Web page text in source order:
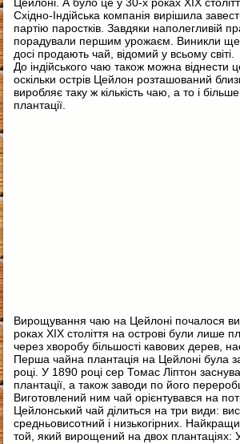
Цейлоні. А було це у 30-х роках ХІХ
Східно-Індійська компанія вирішила
партію паростків. Завдяки наполегливій
порадували першим урожаєм. Виникли ще
досі продають чай, відомий у всьому світі.
До індійського чаю також можна віднести
оскільки острів Цейлон розташований
виробляє таку ж кількість чаю, а то і
плантації.
Вирощування чаю на Цейлоні почалося
роках ХІХ століття на острові були лише
через хворобу більшості кавових дерев,
Перша чайна плантація на Цейлоні була
році. У 1890 році сер Томас Ліптон
плантації, а також заводи по його
Виготовлений ним чай орієнтувався на
Цейлонський чай ділиться на три види:
средньовисотний і низькогірних.
той, який вирощений на двох плантаціях: